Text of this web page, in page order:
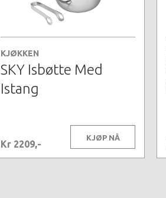
KJØKKEN
SKY Isbøtte Med
Istang
Kr 2209,-
KJØP NÅ